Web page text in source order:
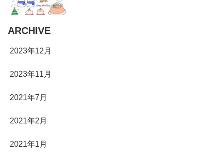
ARCHIVE
2023年12月
2023年11月
2021年7月
2021年2月
2021年1月